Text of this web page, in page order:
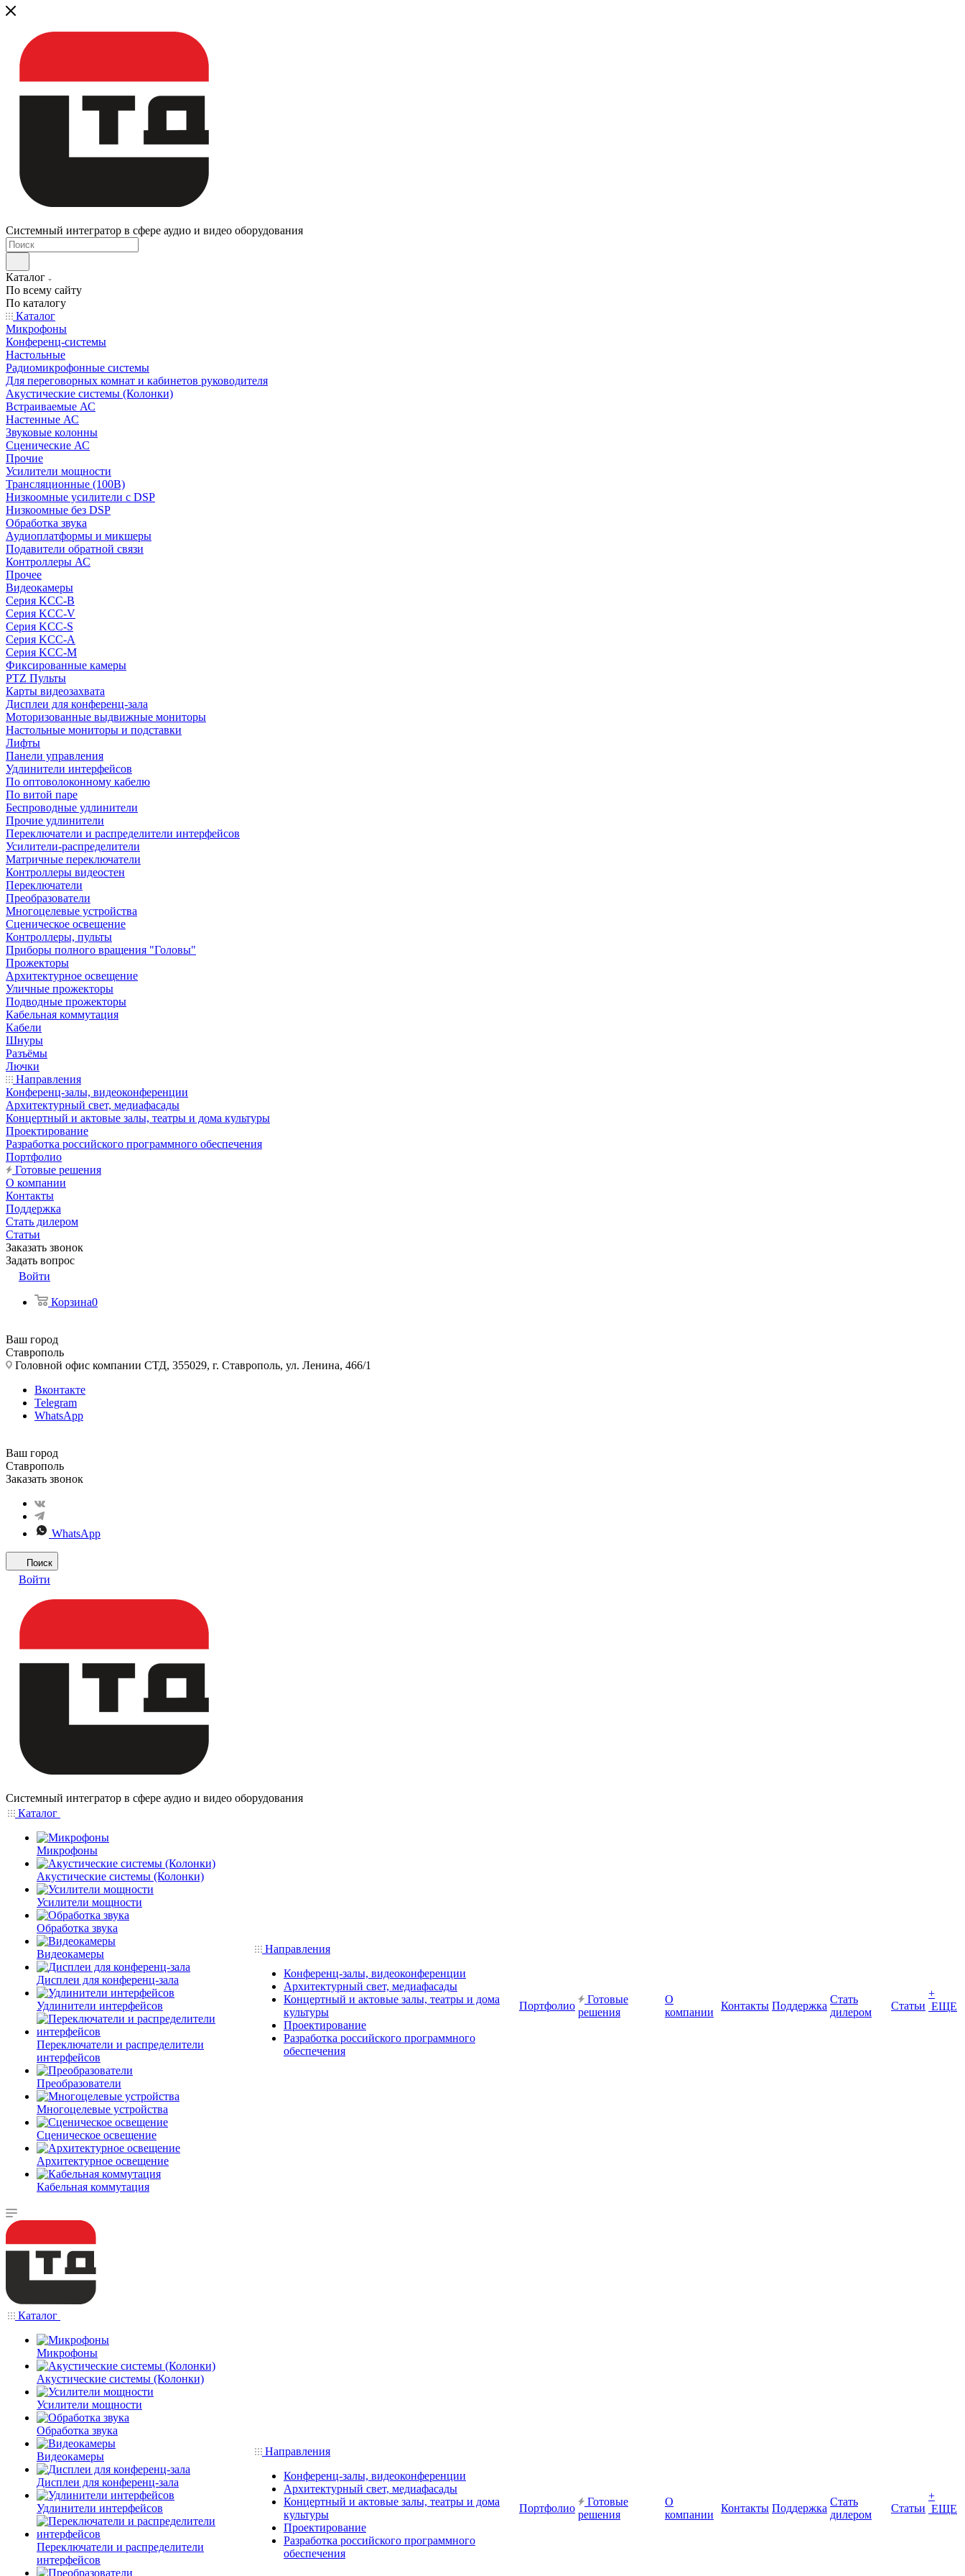
Системный интегратор в сфере аудио и видео оборудования
Каталог
По всему сайту
По каталогу
Каталог
Микрофоны
Конференц-системы
Настольные
Радиомикрофонные системы
Для переговорных комнат и кабинетов руководителя
Акустические системы (Колонки)
Встраиваемые АС
Настенные АС
Звуковые колонны
Сценические АС
Прочие
Усилители мощности
Трансляционные (100В)
Низкоомные усилители с DSP
Низкоомные без DSP
Обработка звука
Аудиоплатформы и микшеры
Подавители обратной связи
Контроллеры АС
Прочее
Видеокамеры
Серия KCC-B
Серия KCC-V
Серия KCC-S
Серия KCC-A
Серия KCC-M
Фиксированные камеры
PTZ Пульты
Карты видеозахвата
Дисплеи для конференц-зала
Моторизованные выдвижные мониторы
Настольные мониторы и подставки
Лифты
Панели управления
Удлинители интерфейсов
По оптоволоконному кабелю
По витой паре
Беспроводные удлинители
Прочие удлинители
Переключатели и распределители интерфейсов
Усилители-распределители
Матричные переключатели
Контроллеры видеостен
Переключатели
Преобразователи
Многоцелевые устройства
Сценическое освещение
Контроллеры, пульты
Приборы полного вращения "Головы"
Прожекторы
Архитектурное освещение
Уличные прожекторы
Подводные прожекторы
Кабельная коммутация
Кабели
Шнуры
Разъёмы
Лючки
Направления
Конференц-залы, видеоконференции
Архитектурный свет, медиафасады
Концертный и актовые залы, театры и дома культуры
Проектирование
Разработка российского программного обеспечения
Портфолио
Готовые решения
О компании
Контакты
Поддержка
Стать дилером
Статьи
Заказать звонок
Задать вопрос
Войти
Корзина0
Ваш город
Ставрополь
Головной офис компании СТД, 355029, г. Ставрополь, ул. Ленина, 466/1
Вконтакте
Telegram
WhatsApp
Ваш город
Ставрополь
Заказать звонок
WhatsApp
Поиск
Войти
Системный интегратор в сфере аудио и видео оборудования
Каталог
Микрофоны
Акустические системы (Колонки)
Усилители мощности
Обработка звука
Видеокамеры
Дисплеи для конференц-зала
Удлинители интерфейсов
Переключатели и распределители
интерфейсов
Преобразователи
Многоцелевые устройства
Сценическое освещение
Архитектурное освещение
Кабельная коммутация
Направления
Конференц-залы, видеоконференции
Архитектурный свет, медиафасады
Концертный и актовые залы, театры и дома
культуры
Проектирование
Разработка российского программного
обеспечения
Портфолио
Готовые
решения
О
компании
Контакты Поддержка
Стать
дилером
Статьи
+
ЕЩЕ
Каталог
Микрофоны
Акустические системы (Колонки)
Усилители мощности
Обработка звука
Видеокамеры
Дисплеи для конференц-зала
Удлинители интерфейсов
Переключатели и распределители
интерфейсов
Направления
Конференц-залы, видеоконференции
Архитектурный свет, медиафасады
Концертный и актовые залы, театры и дома
культуры
Проектирование
Разработка российского программного
обеспечения
Портфолио
Готовые
решения
О
компании
Контакты Поддержка
Стать
дилером
Статьи
+
ЕЩЕ